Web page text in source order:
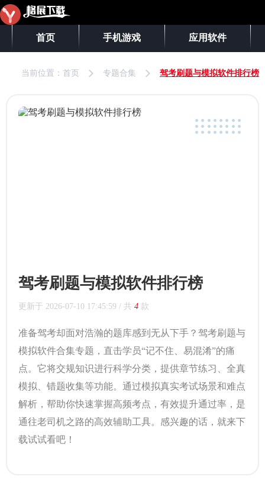
首页 手机游戏 应用软件
当前位置： 首页 专题合集 驾考刷题与模拟软件排行榜
驾考刷题与模拟软件排行榜
更新于 2026-07-10 17:45:59 / 共 4 款
准备驾考却面对浩瀚的题库感到无从下手？驾考刷题与
模拟软件合集专题，直击学员“记不住、易混淆”的痛
点。它将交规知识进行科学分类，提供章节练习、全真
模拟、错题收集等功能。通过模拟真实考试场景和难点
解析，帮助你快速掌握高频考点，有效提升通过率，是
通往老司机之路的高效辅助工具。感兴趣的话，就来下
载试试看吧！